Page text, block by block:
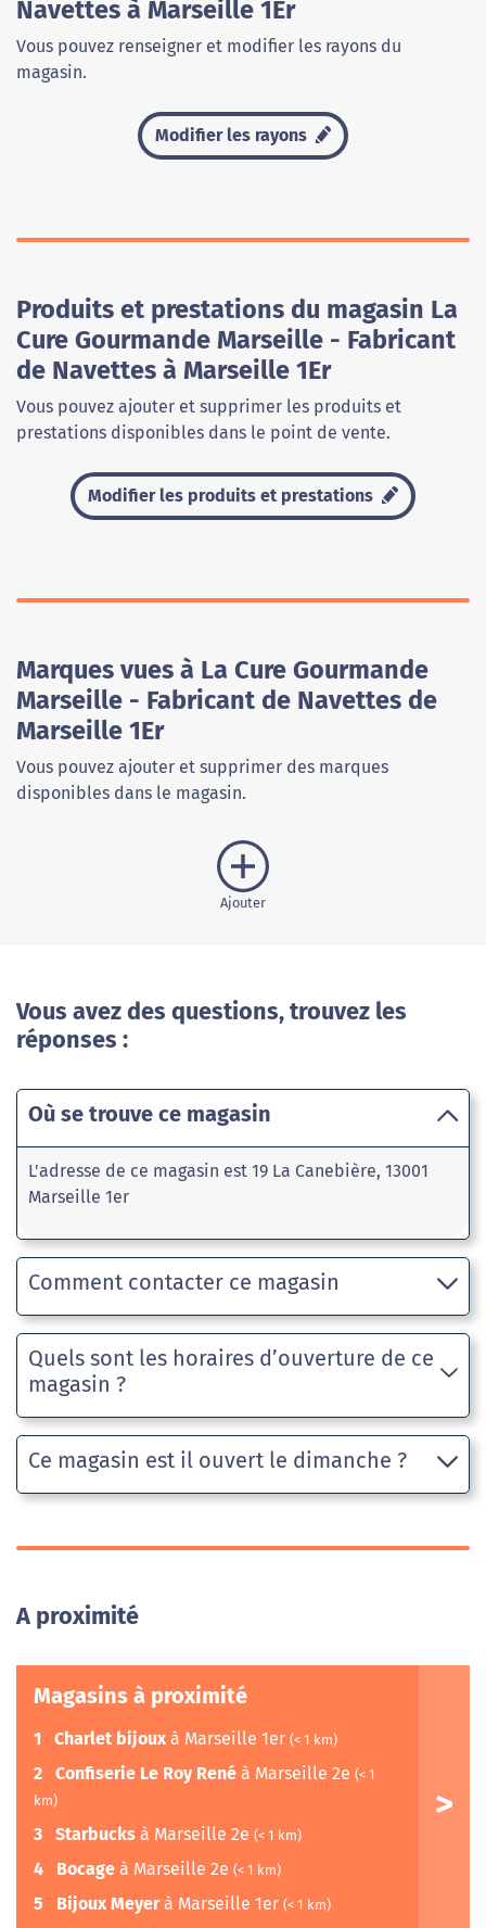
Navettes à Marseille 1Er
Vous pouvez renseigner et modifier les rayons du
magasin.
Modifier les rayons
Produits et prestations du magasin La
Cure Gourmande Marseille - Fabricant
de Navettes à Marseille 1Er
Vous pouvez ajouter et supprimer les produits et
prestations disponibles dans le point de vente.
Modifier les produits et prestations
Marques vues à La Cure Gourmande
Marseille - Fabricant de Navettes de
Marseille 1Er
Vous pouvez ajouter et supprimer des marques
disponibles dans le magasin.
Ajouter
Vous avez des questions, trouvez les
réponses :
Où se trouve ce magasin
L'adresse de ce magasin est 19 La Canebière, 13001
Marseille 1er
Comment contacter ce magasin
Quels sont les horaires d’ouverture de ce
magasin ?
Ce magasin est il ouvert le dimanche ?
A proximité
Magasins à proximité
1 Charlet bijoux à Marseille 1er (< 1 km)
2 Confiserie Le Roy René à Marseille 2e (< 1
km)
3 Starbucks à Marseille 2e (< 1 km)
4 Bocage à Marseille 2e (< 1 km)
5 Bijoux Meyerà Marseille 1er (< 1 km)